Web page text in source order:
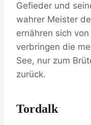
Gefieder und
wahrer Meister
ernähren sich
verbringen die
See, nur zum
zurück.
Tordalk